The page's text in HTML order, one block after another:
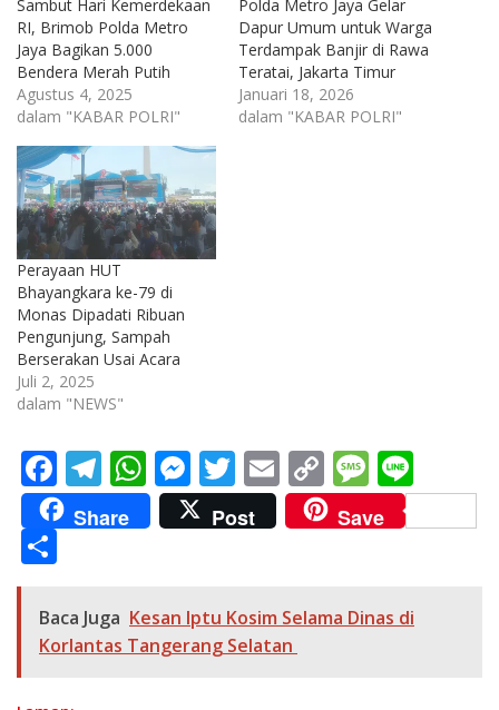
Sambut Hari Kemerdekaan
RI, Brimob Polda Metro
Jaya Bagikan 5.000
Bendera Merah Putih
Agustus 4, 2025
dalam "KABAR POLRI"
Polda Metro Jaya Gelar
Dapur Umum untuk Warga
Terdampak Banjir di Rawa
Teratai, Jakarta Timur
Januari 18, 2026
dalam "KABAR POLRI"
Perayaan HUT
Bhayangkara ke-79 di
Monas Dipadati Ribuan
Pengunjung, Sampah
Berserakan Usai Acara
Juli 2, 2025
dalam "NEWS"
F
ac
e
o
o
T
el
e
a
m
W
h
at
A
p
M
e
ss
n
g
T
w
itt
E
m
ai
C
o
p
Li
M
e
ss
g
n
e
Share Post Save
ar
e
Baca Juga Kesan Iptu Kosim Selama Dinas di
Korlantas Tangerang Selatan